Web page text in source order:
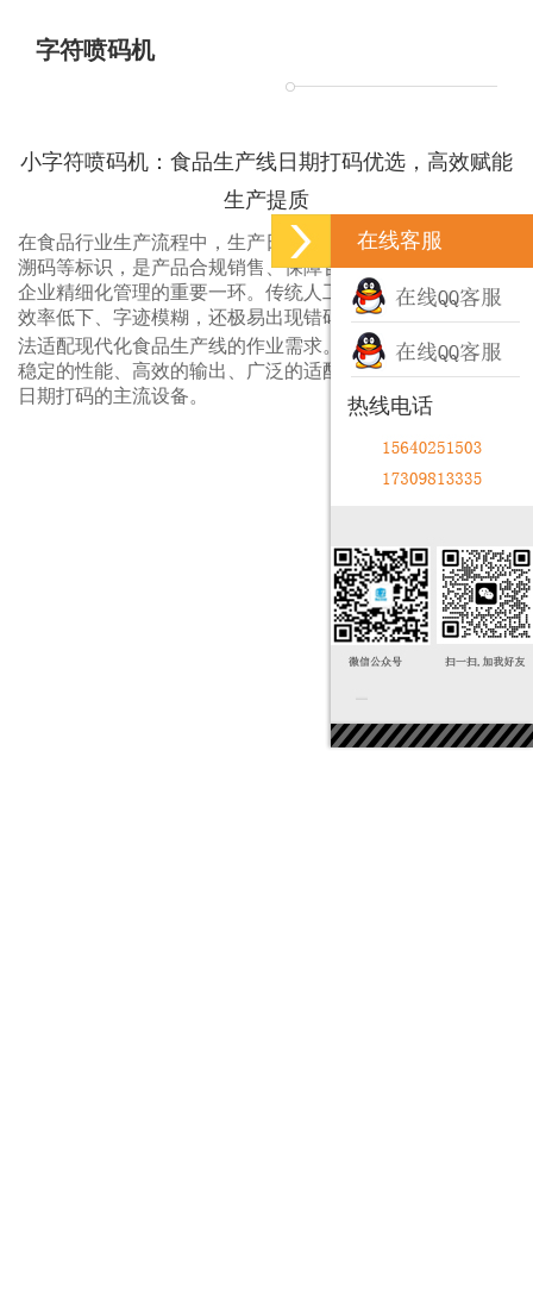
字符喷码机
小字符喷码机：食品生产线日期打码优选，高效赋能
生产提质
在食品行业生产流程中，生产日期、保质期、生产批号、追
溯码等标识，是产品合规销售、保障食品安全的关键，也是
企业精细化管理的重要一环。传统人工打码、简易印刷不仅
效率低下、字迹模糊，还极易出现错码、漏码问题，早已无
法适配现代化食品生产线的作业需求。而小字符喷码机凭借
稳定的性能、高效的输出、广泛的适配性，成为食品生产线
日期打码的主流设备。
在线客服
热线电话